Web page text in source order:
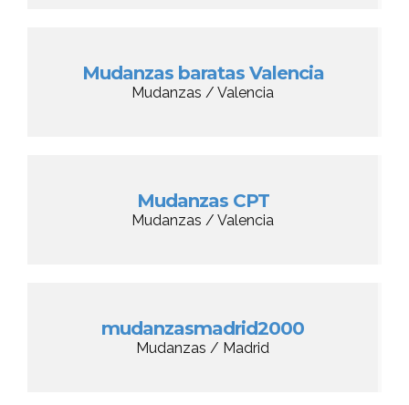
Mudanzas baratas Valencia
Mudanzas / Valencia
Mudanzas CPT
Mudanzas / Valencia
mudanzasmadrid2000
Mudanzas / Madrid